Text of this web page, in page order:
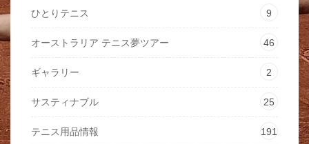
ひとりテニス 9
オーストラリア テニス夢ツアー 46
ギャラリー 2
サスティナブル 25
テニス用品情報 191